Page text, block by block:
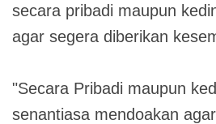
secara pribadi maupun
agar segera diberikan
"Secara Pribadi maupun
senantiasa mendoakan